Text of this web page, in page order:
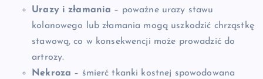
Urazy i złamania – poważne urazy stawu
kolanowego lub złamania mogą uszkodzić chrząstkę
stawową, co w konsekwencji może prowadzić do
artrozy.
Nekroza – śmierć tkanki kostnej spowodowana